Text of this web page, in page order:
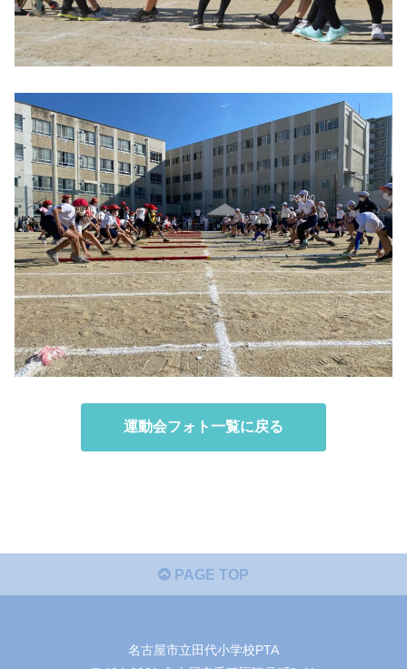
運動会フォト一覧に戻る
PAGE TOP
名古屋市立田代小学校PTA